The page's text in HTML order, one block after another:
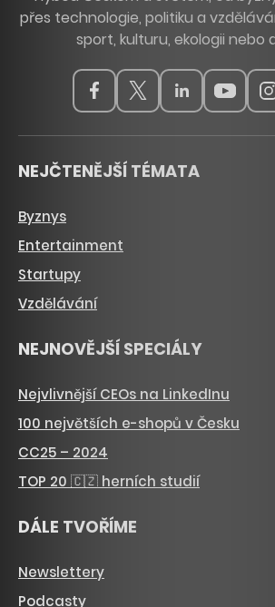
přes technologie, politiku a
sport, kulturu, ekologii nebo
NEJČTENĚJŠÍ TÉMATA
Byznys
Entertainment
Startupy
Vzdělávání
NEJNOVĚJŠÍ SPECIÁLY
Nejvlivnější CEOs na LinkedInu
100 největších e-shopů v Česku
CC25 – 2024
TOP 20 🇨🇿 herních studií
DÁLE TVOŘÍME
Newslettery
Podcasty